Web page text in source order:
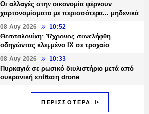
Οι αλλαγές στην οικονομία φέρνουν
χαρτονομίσματα με περισσότερα... μηδενικά
08 Αυγ 2026 10:52
Θεσσαλονίκη: 37χρονος συνελήφθη
οδηγώντας κλεμμένο ΙΧ σε τροχαίο
08 Αυγ 2026 10:33
Πυρκαγιά σε ρωσικό διυλιστήριο μετά από
ουκρανική επίθεση drone
ΠΕΡΙΣΣΟΤΕΡΑ